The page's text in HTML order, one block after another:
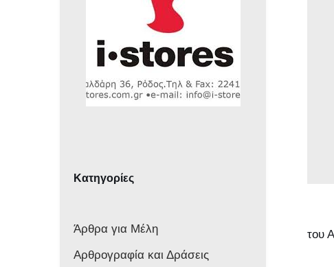
Κατηγορίες
Άρθρα για Μέλη
Αρθρογραφία και Δράσεις
του